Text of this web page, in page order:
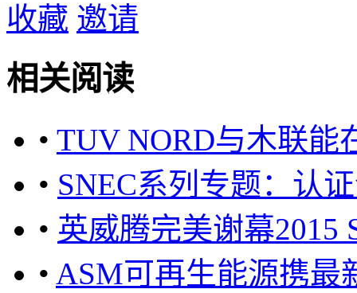
收藏 邀请
相关阅读
• TUV NORD与木联能
• SNEC系列专题：认
• 英威腾完美谢幕2015
• ASM可再生能源携最